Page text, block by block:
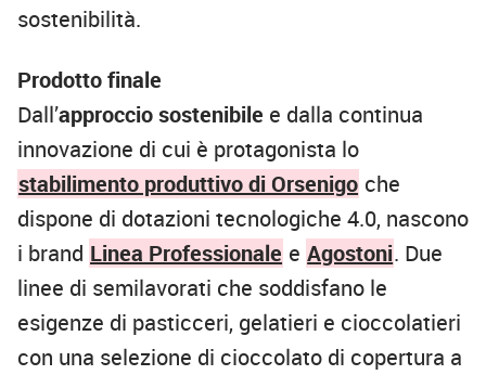
sostenibilità.
Prodotto finale
Dall’approccio sostenibile e dalla continua
innovazione di cui è protagonista lo
stabilimento produttivo di Orsenigo che
dispone di dotazioni tecnologiche 4.0, nascono
i brand Linea Professionale e Agostoni. Due
linee di semilavorati che soddisfano le
esigenze di pasticceri, gelatieri e cioccolatieri
con una selezione di cioccolato di copertura a